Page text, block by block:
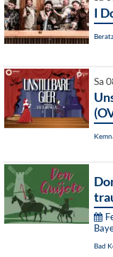
I
Sa
Bad